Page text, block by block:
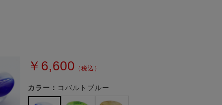
￥6,600 （税込）
カラー： コバルトブルー